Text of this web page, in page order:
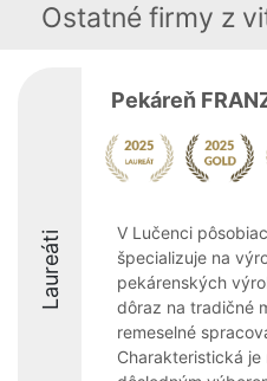
Ostatné firmy z
Laureáti
Pekáreň
V Lučenci
špecializuje na
pekárenských
dôraz na tradičné
remeselné
Charakteristická